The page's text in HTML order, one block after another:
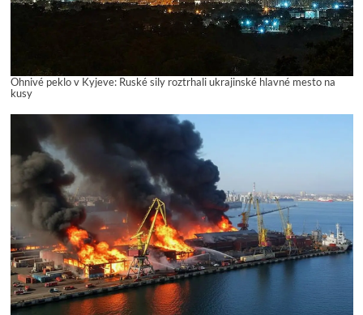
Ohnivé peklo v Kyjeve: Ruské sily roztrhali ukrajinské hlavné mesto na
kusy